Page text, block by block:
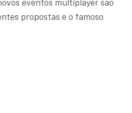
propostas e o famoso